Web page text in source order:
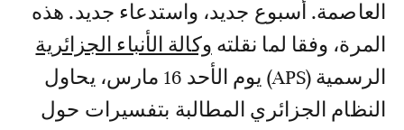
العاصمة. أسبوع جديد، واستدعاء جديد. هذه
المرة، وفقا لما نقلته وكالة الأنباء الجزائرية
الرسمية (APS) يوم الأحد 16 مارس، يحاول
النظام الجزائري المطالبة بتفسيرات حول